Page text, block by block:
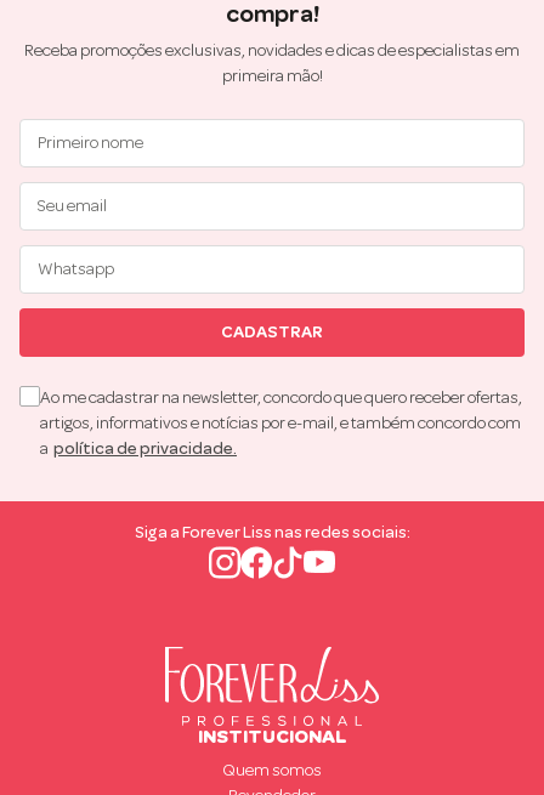
compra!
Receba promoções exclusivas, novidades e dicas de especialistas em
primeira mão!
CADASTRAR
Ao me cadastrar na newsletter, concordo que quero receber ofertas,
artigos, informativos e notícias por e-mail, e também concordo com
a política de privacidade.
Siga a Forever Liss nas redes sociais:
INSTITUCIONAL
Quem somos